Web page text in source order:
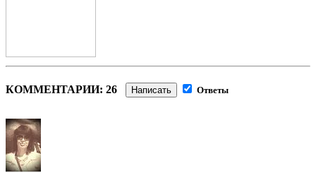
КОММЕНТАРИИ: 26 Написать Ответы